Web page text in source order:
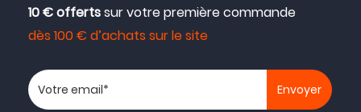
10 € offertssur votre première commande
dès 100 € d’achats sur le site
Votre adresse email